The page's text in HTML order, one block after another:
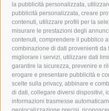
la pubblicità personalizzata,
pubblicità personalizzata, creare
contenuti, utilizzare profili per la
misurare le prestazioni degli
contenuti, comprendere il pubblico
combinazione di dati provenienti da
migliorare i servizi, utilizzare dati
garantire la sicurezza, prevenire e
erogare e presentare pubblicità e
scelte sulla privacy, abbinare e
di dati, collegare diversi dispositivi,
informazioni trasmesse
Asl Napoli 3 sud
capitaneria
castellammare di stabia
comune di sorrento
concerto
costiera amalfitana
covid-19
fondazione sorrento
gori
lavori
lorenzo balducelli
massimo coppola
Meta